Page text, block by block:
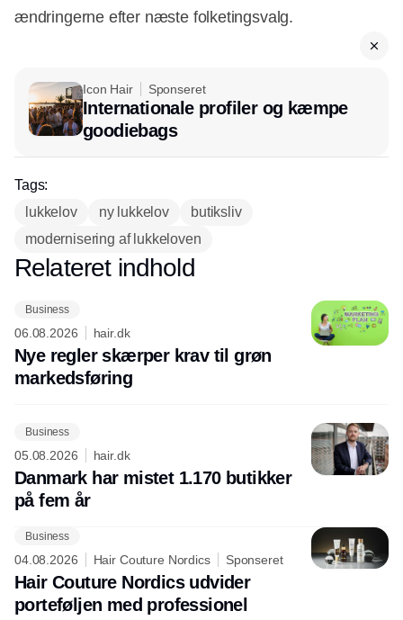
ændringerne efter næste folketingsvalg.
Icon Hair Sponseret
Internationale profiler og kæmpe
goodiebags
Tags:
lukkelov
ny lukkelov
butiksliv
modernisering af lukkeloven
Annonce
Relateret indhold
Business
06.08.2026 hair.dk
Nye regler skærper krav til grøn
markedsføring
Business
05.08.2026 hair.dk
Danmark har mistet 1.170 butikker
på fem år
Business
04.08.2026 Hair Couture Nordics Sponseret
Hair Couture Nordics udvider
porteføljen med professionel